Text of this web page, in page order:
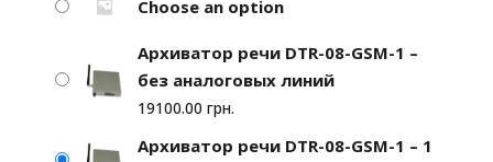
Choose an option
Архиватор речи DTR-08-GSM-1 –
без аналоговых линий
19100.00 грн.
Архиватор речи DTR-08-GSM-1 – 1